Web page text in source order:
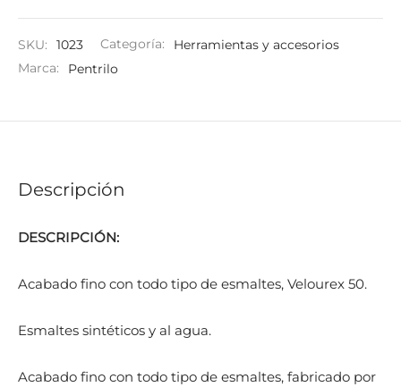
SKU: 1023 Categoría:
Herramientas y accesorios
Marca:
Pentrilo
Descripción
DESCRIPCIÓN:
Acabado fino con todo tipo de esmaltes, Velourex 50.
Esmaltes sintéticos y al agua.
Acabado fino con todo tipo de esmaltes, fabricado por